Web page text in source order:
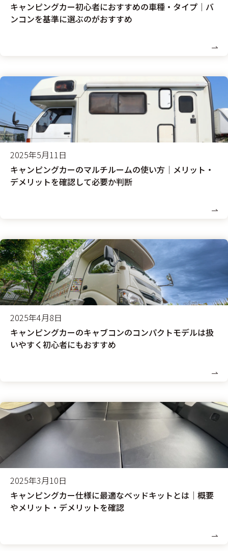
キャンピングカー初心者におすすめの車種・タイプ│バ
ンコンを基準に選ぶのがおすすめ
2025年5月11日
キャンピングカーのマルチルームの使い方│メリット・
デメリットを確認して必要か判断
2025年4月8日
キャンピングカーのキャブコンのコンパクトモデルは扱
いやすく初心者にもおすすめ
2025年3月10日
キャンピングカー仕様に最適なベッドキットとは│概要
やメリット・デメリットを確認